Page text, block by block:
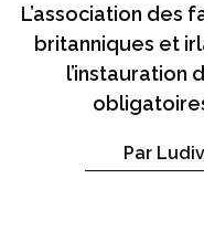
L’association des
britanniques et
l’instauration
Par